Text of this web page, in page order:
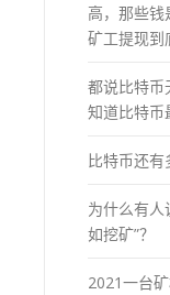
高，那些钱
矿工提现到
都说比特币
知道比特币
比特币还有
为什么有人
如挖矿”？
2021一台